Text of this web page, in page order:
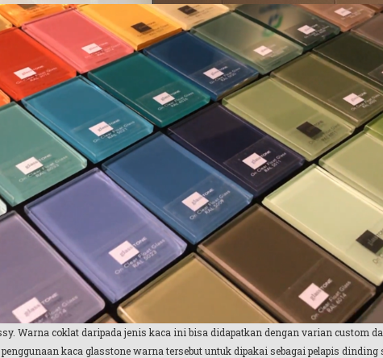
Warna coklat daripada jenis kaca ini bisa didapatkan dengan varian custom
kaca glasstone warna tersebut untuk dipakai sebagai pelapis